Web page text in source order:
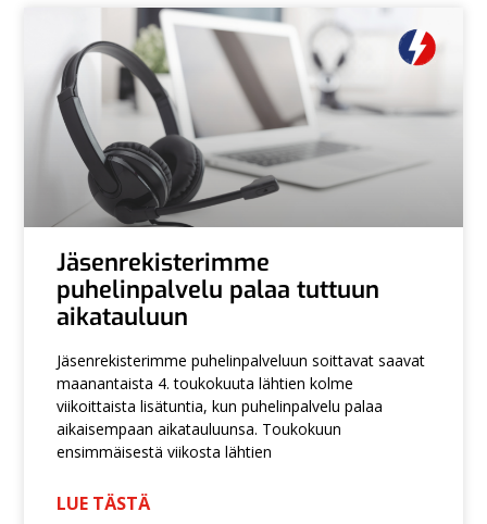
Jäsenrekisterimme
puhelinpalvelu palaa tuttuun
aikatauluun
Jäsenrekisterimme puhelinpalveluun soittavat saavat
maanantaista 4. toukokuuta lähtien kolme
viikoittaista lisätuntia, kun puhelinpalvelu palaa
aikaisempaan aikatauluunsa. Toukokuun
ensimmäisestä viikosta lähtien
LUE TÄSTÄ